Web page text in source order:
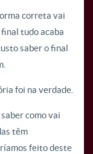
correta vai
tudo acaba
saber o final
foi na verdade.
como vai
têm
feito deste